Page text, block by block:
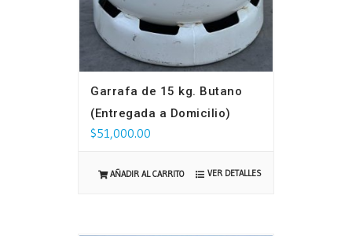
Garrafa de 15 kg. Butano
(Entregada a Domicilio)
$51,000.00
AÑADIR AL CARRITO VER DETALLES